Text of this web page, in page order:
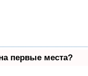
первые места?